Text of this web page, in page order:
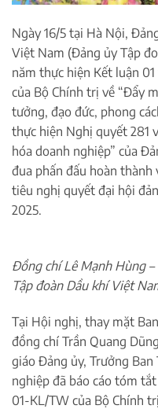
Ngày 16/5 tại Hà Nội,
Việt Nam (Đảng ủy Tập
năm thực hiện Kết luận
của Bộ Chính trị về “Đẩy
tưởng, đạo đức, phong
thực hiện Nghị quyết 281
hóa doanh nghiệp” của
đua phấn đấu hoàn thành
tiêu nghị quyết đại hội
2025.
Đồng chí Lê Mạnh Hùng
Tập đoàn Dầu khí Việt
Tại Hội nghị, thay mặt
đồng chí Trần Quang
giáo Đảng ủy, Trưởng
nghiệp đã báo cáo tóm
01-KL/TW của Bộ Chính